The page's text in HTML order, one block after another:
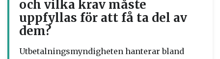
och vilka krav måste
uppfyllas för att få ta del av
dem?
Utbetalningsmyndigheten hanterar bland